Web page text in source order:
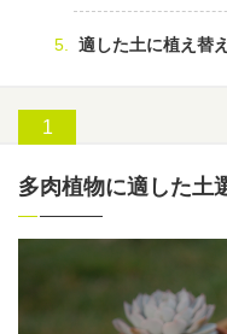
適した土に植え替
多肉植物に適した土